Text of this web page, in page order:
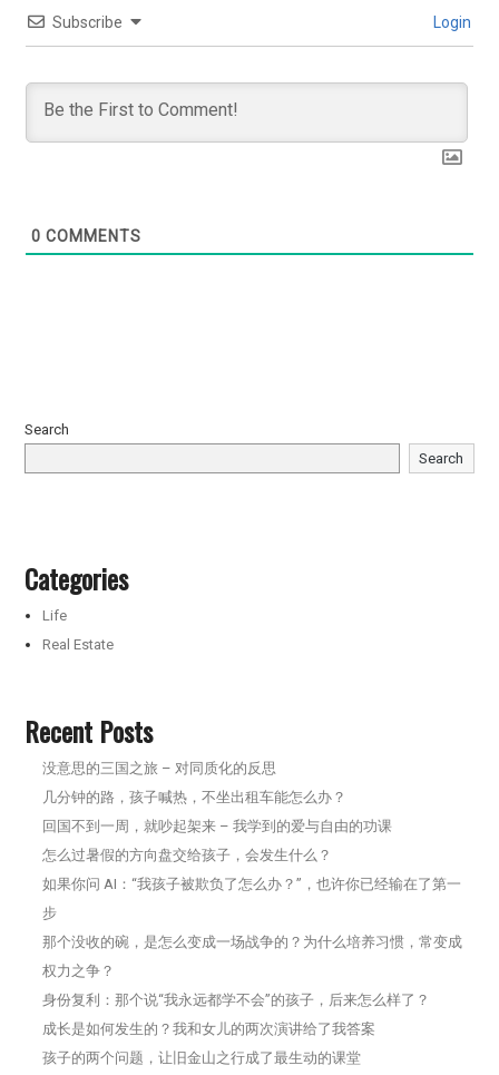
Subscribe Login
0 COMMENTS
Search
Search
Categories
Life
Real Estate
Recent Posts
没意思的三国之旅 – 对同质化的反思
几分钟的路，孩子喊热，不坐出租车能怎么办？
回国不到一周，就吵起架来 – 我学到的爱与自由的功课
怎么过暑假的方向盘交给孩子，会发生什么？
如果你问 AI：“我孩子被欺负了怎么办？”，也许你已经输在了第一
步
那个没收的碗，是怎么变成一场战争的？为什么培养习惯，常变成
权力之争？
身份复利：那个说“我永远都学不会”的孩子，后来怎么样了？
成长是如何发生的？我和女儿的两次演讲给了我答案
孩子的两个问题，让旧金山之行成了最生动的课堂